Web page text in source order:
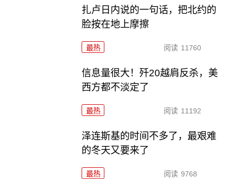
扎卢日内说的一句话，把北约的
脸按在地上摩擦
最热 阅读 11760
信息量很大！歼20越肩反杀，美
西方都不淡定了
最热 阅读 11192
泽连斯基的时间不多了，最艰难
的冬天又要来了
最热 阅读 9768